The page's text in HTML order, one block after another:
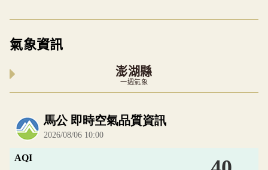
氣象資訊
澎湖縣
一週氣象
內嵌空氣品質小工具為視覺預覽，完整即時空